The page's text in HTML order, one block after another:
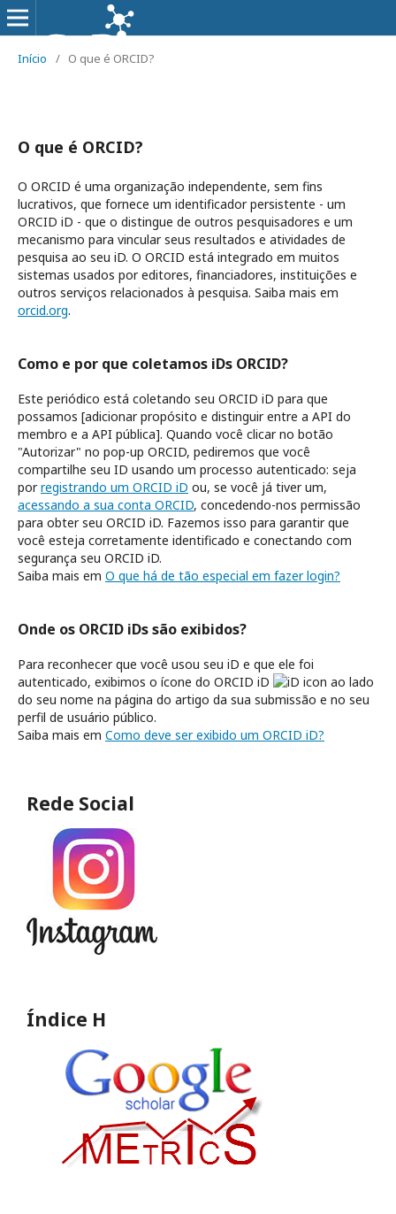
Início / O que é ORCID?
O que é ORCID?
O ORCID é uma organização independente, sem fins
lucrativos, que fornece um identificador persistente - um
ORCID iD - que o distingue de outros pesquisadores e um
mecanismo para vincular seus resultados e atividades de
pesquisa ao seu iD. O ORCID está integrado em muitos
sistemas usados por editores, financiadores, instituições e
outros serviços relacionados à pesquisa. Saiba mais em
orcid.org.
Como e por que coletamos iDs ORCID?
Este periódico está coletando seu ORCID iD para que
possamos [adicionar propósito e distinguir entre a API do
membro e a API pública]. Quando você clicar no botão
"Autorizar" no pop-up ORCID, pediremos que você
compartilhe seu ID usando um processo autenticado: seja
porregistrando um ORCID iD ou, se você já tiver um,
acessando a sua conta ORCID, concedendo-nos permissão
para obter seu ORCID iD. Fazemos isso para garantir que
você esteja corretamente identificado e conectando com
segurança seu ORCID iD.
Saiba mais em O que há de tão especial em fazer login?
Onde os ORCID iDs são exibidos?
Para reconhecer que você usou seu iD e que ele foi
autenticado, exibimos o ícone do ORCID iD
ao lado
do seu nome na página do artigo da sua submissão e no seu
perfil de usuário público.
Saiba mais em Como deve ser exibido um ORCID iD?
Rede Social
Índice H